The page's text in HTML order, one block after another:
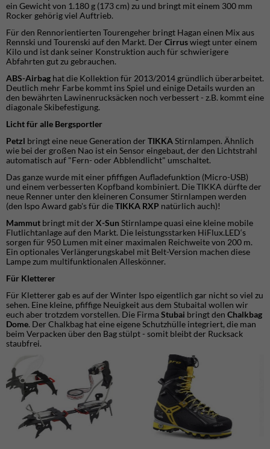
ein Gewicht von 1.180 g (173 cm) zu und bringt mit einem 300 mm
Rocker gehörig viel Auftrieb.
Für den Rennorientierten Tourengeher bringt Hagan einen Mix aus
Rennski und Tourenski auf den Markt. Der Cirruswiegt unter einem
Kilo und ist dank seiner Konstruktion auch für schwierigere
Abfahrten gut zu gebrauchen.
ABS-Airbag hat die Kollektion für 2013/2014 gründlich überarbeitet.
Deutlich mehr Farbe kommt ins Spiel und einige Details wurden an
den bewährten Lawinenrucksäcken noch verbessert - z.B. kommt eine
diagonale Skibefestigung.
Licht für alle Bergsportler
Petzl bringt eine neue Generation der TIKKAStirnlampen. Ähnlich
wie bei der großen Nao ist ein Sensor eingebaut, der den Lichtstrahl
automatisch auf "Fern- oder Abblendlicht" umschaltet.
Das ganze wurde mit einer pfiffigen Aufladefunktion (Micro-USB)
und einem verbesserten Kopfband kombiniert. Die TIKKA dürfte der
neue Renner unter den kleineren Consumer Stirnlampen werden
(den Ispo Award gab's für dieTIKKA RXP natürlich auch)!
Mammut bringt mit der X-Sun Stirnlampe quasi eine kleine mobile
Flutlichtanlage auf den Markt. Die leistungsstarken HiFlux.LED‘s
sorgen für 950 Lumen mit einer maximalen Reichweite von 200 m.
Ein optionales Verlängerungskabel mit Belt-Version machen diese
Lampe zum multifunktionalen Alleskönner.
Für Kletterer
Für Kletterer gab es auf der Winter Ispo eigentlich gar nicht so viel zu
sehen. Eine kleine, pfiffige Neuigkeit aus dem Stubaital wollen wir
euch aber trotzdem vorstellen. Die FirmaStubai bringt den Chalkbag
Dome. Der Chalkbag hat eine eigene Schutzhülle integriert, die man
beim Verpacken über den Bag stülpt - somit bleibt der Rucksack
staubfrei.